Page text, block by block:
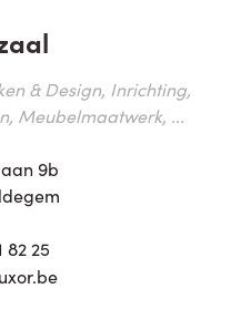
& Design, Inrichting,
Meubelmaatwerk, ...
9b
82 25